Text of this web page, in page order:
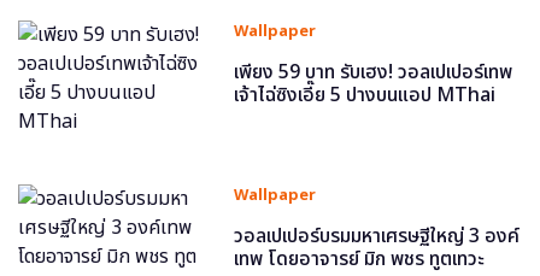
Wallpaper
เพียง 59 บาท รับเฮง! วอลเปเปอร์เทพ
เจ้าไฉ่ซิงเอี๊ย 5 ปางบนแอป MThai
Wallpaper
วอลเปเปอร์บรมมหาเศรษฐีใหญ่ 3 องค์
เทพ โดยอาจารย์ มิก พชร ทูตเทวะ